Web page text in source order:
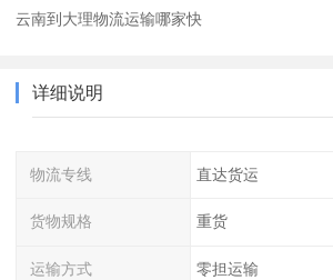
云南到大理物流运输哪家快
详细说明
物流专线 直达货运
货物规格 重货
运输方式 零担运输